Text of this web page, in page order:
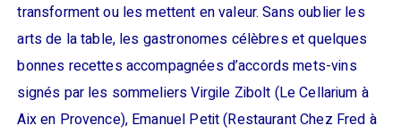
transforment ou les mettent en valeur. Sans oublier les
arts de la table, les gastronomes célèbres et quelques
bonnes recettes accompagnées d’accords mets-vins
signés par les sommeliers Virgile Zibolt (Le Cellarium à
Aix en Provence), Emanuel Petit (Restaurant Chez Fred à